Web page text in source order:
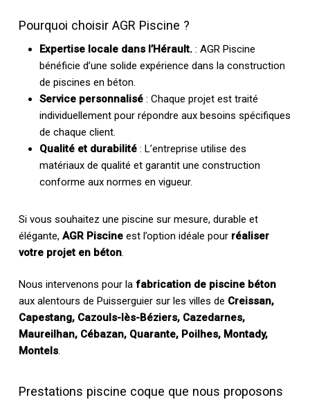
Pourquoi choisir AGR Piscine ?
Expertise locale dans l’Hérault.: AGR Piscine
bénéficie d’une solide expérience dans la construction
de piscines en béton.
Service personnalisé: Chaque projet est traité
individuellement pour répondre aux besoins spécifiques
de chaque client.
Qualité et durabilité: L’entreprise utilise des
matériaux de qualité et garantit une construction
conforme aux normes en vigueur.
Si vous souhaitez une piscine sur mesure, durable et
élégante, AGR Piscineest l’option idéale pour réaliser
votre projet en béton.
Nous intervenons pour la fabrication de piscine béton
aux alentours de Puisserguier sur les villes de Creissan,
Capestang, Cazouls-lès-Béziers, Cazedarnes,
Maureilhan, Cébazan, Quarante, Poilhes, Montady,
Montels.
Prestations piscine coque que nous proposons